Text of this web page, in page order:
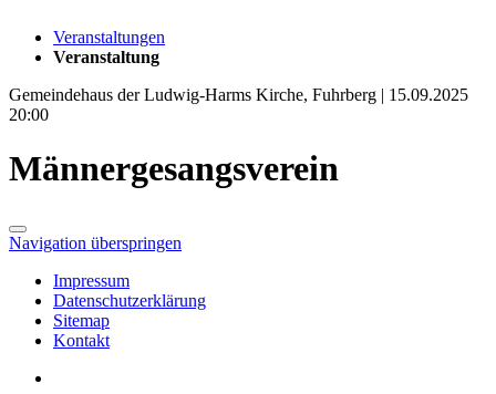
Veranstaltungen
Veranstaltung
Gemeindehaus der Ludwig-Harms Kirche, Fuhrberg | 15.09.2025
20:00
Männergesangsverein
Navigation überspringen
Impressum
Datenschutzerklärung
Sitemap
Kontakt